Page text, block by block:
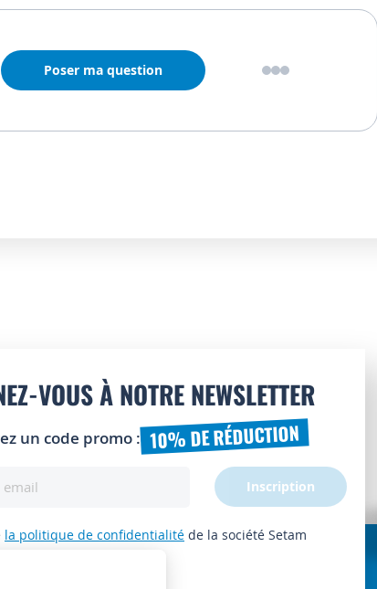
Poser ma question
VOUS À NOTRE NEWSLETTER
un code promo : 10% DE RÉDUCTION
la politique de confidentialité de la société Setam
Inscription